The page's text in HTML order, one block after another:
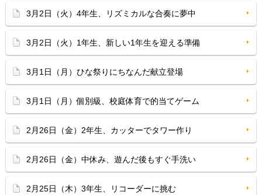
3月2日（火）4年生、リズミカルな合奏に夢中
3月2日（火）1年生、新しい1年生を迎える準備
3月1日（月）ひな祭りにちなんだ献立登場
3月1日（月）個別級、校庭体育で的当てゲーム
2月26日（金）2年生、カッターでタワー作り
2月26日（金）中休み、遊んだ後もすぐ手洗い
2月25日（木）3年生、リコーダーに挑む